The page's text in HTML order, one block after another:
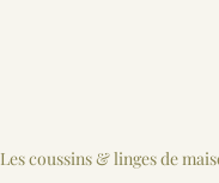
Les coussins & linges de